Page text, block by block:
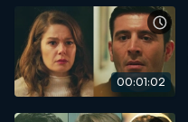
00:01:02